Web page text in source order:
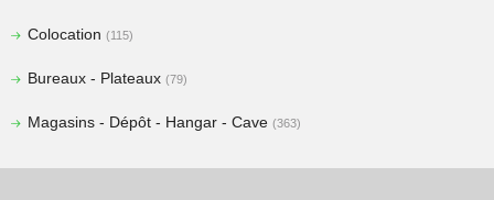
Colocation (115)
Bureaux - Plateaux (79)
Magasins - Dépôt - Hangar - Cave (363)